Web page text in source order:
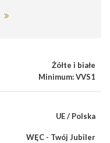
Żółte i białe
Minimum: VVS1
UE / Polska
WĘC - Twój Jubiler